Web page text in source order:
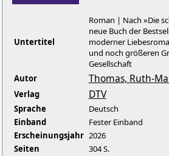
Untertitel
Roman | Nach »Die
neue Buch der
moderner
und noch größeren
Gesellschaft
Autor
Thomas, Ruth-
Verlag DTV
Sprache
Deutsch
Einband
Fester Einband
Erscheinungsjahr 2026
Seiten
304 S.